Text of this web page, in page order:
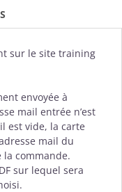
sur le site training
envoyée à
mail entrée n’est
est vide, la carte
mail du
commande.
sur lequel sera